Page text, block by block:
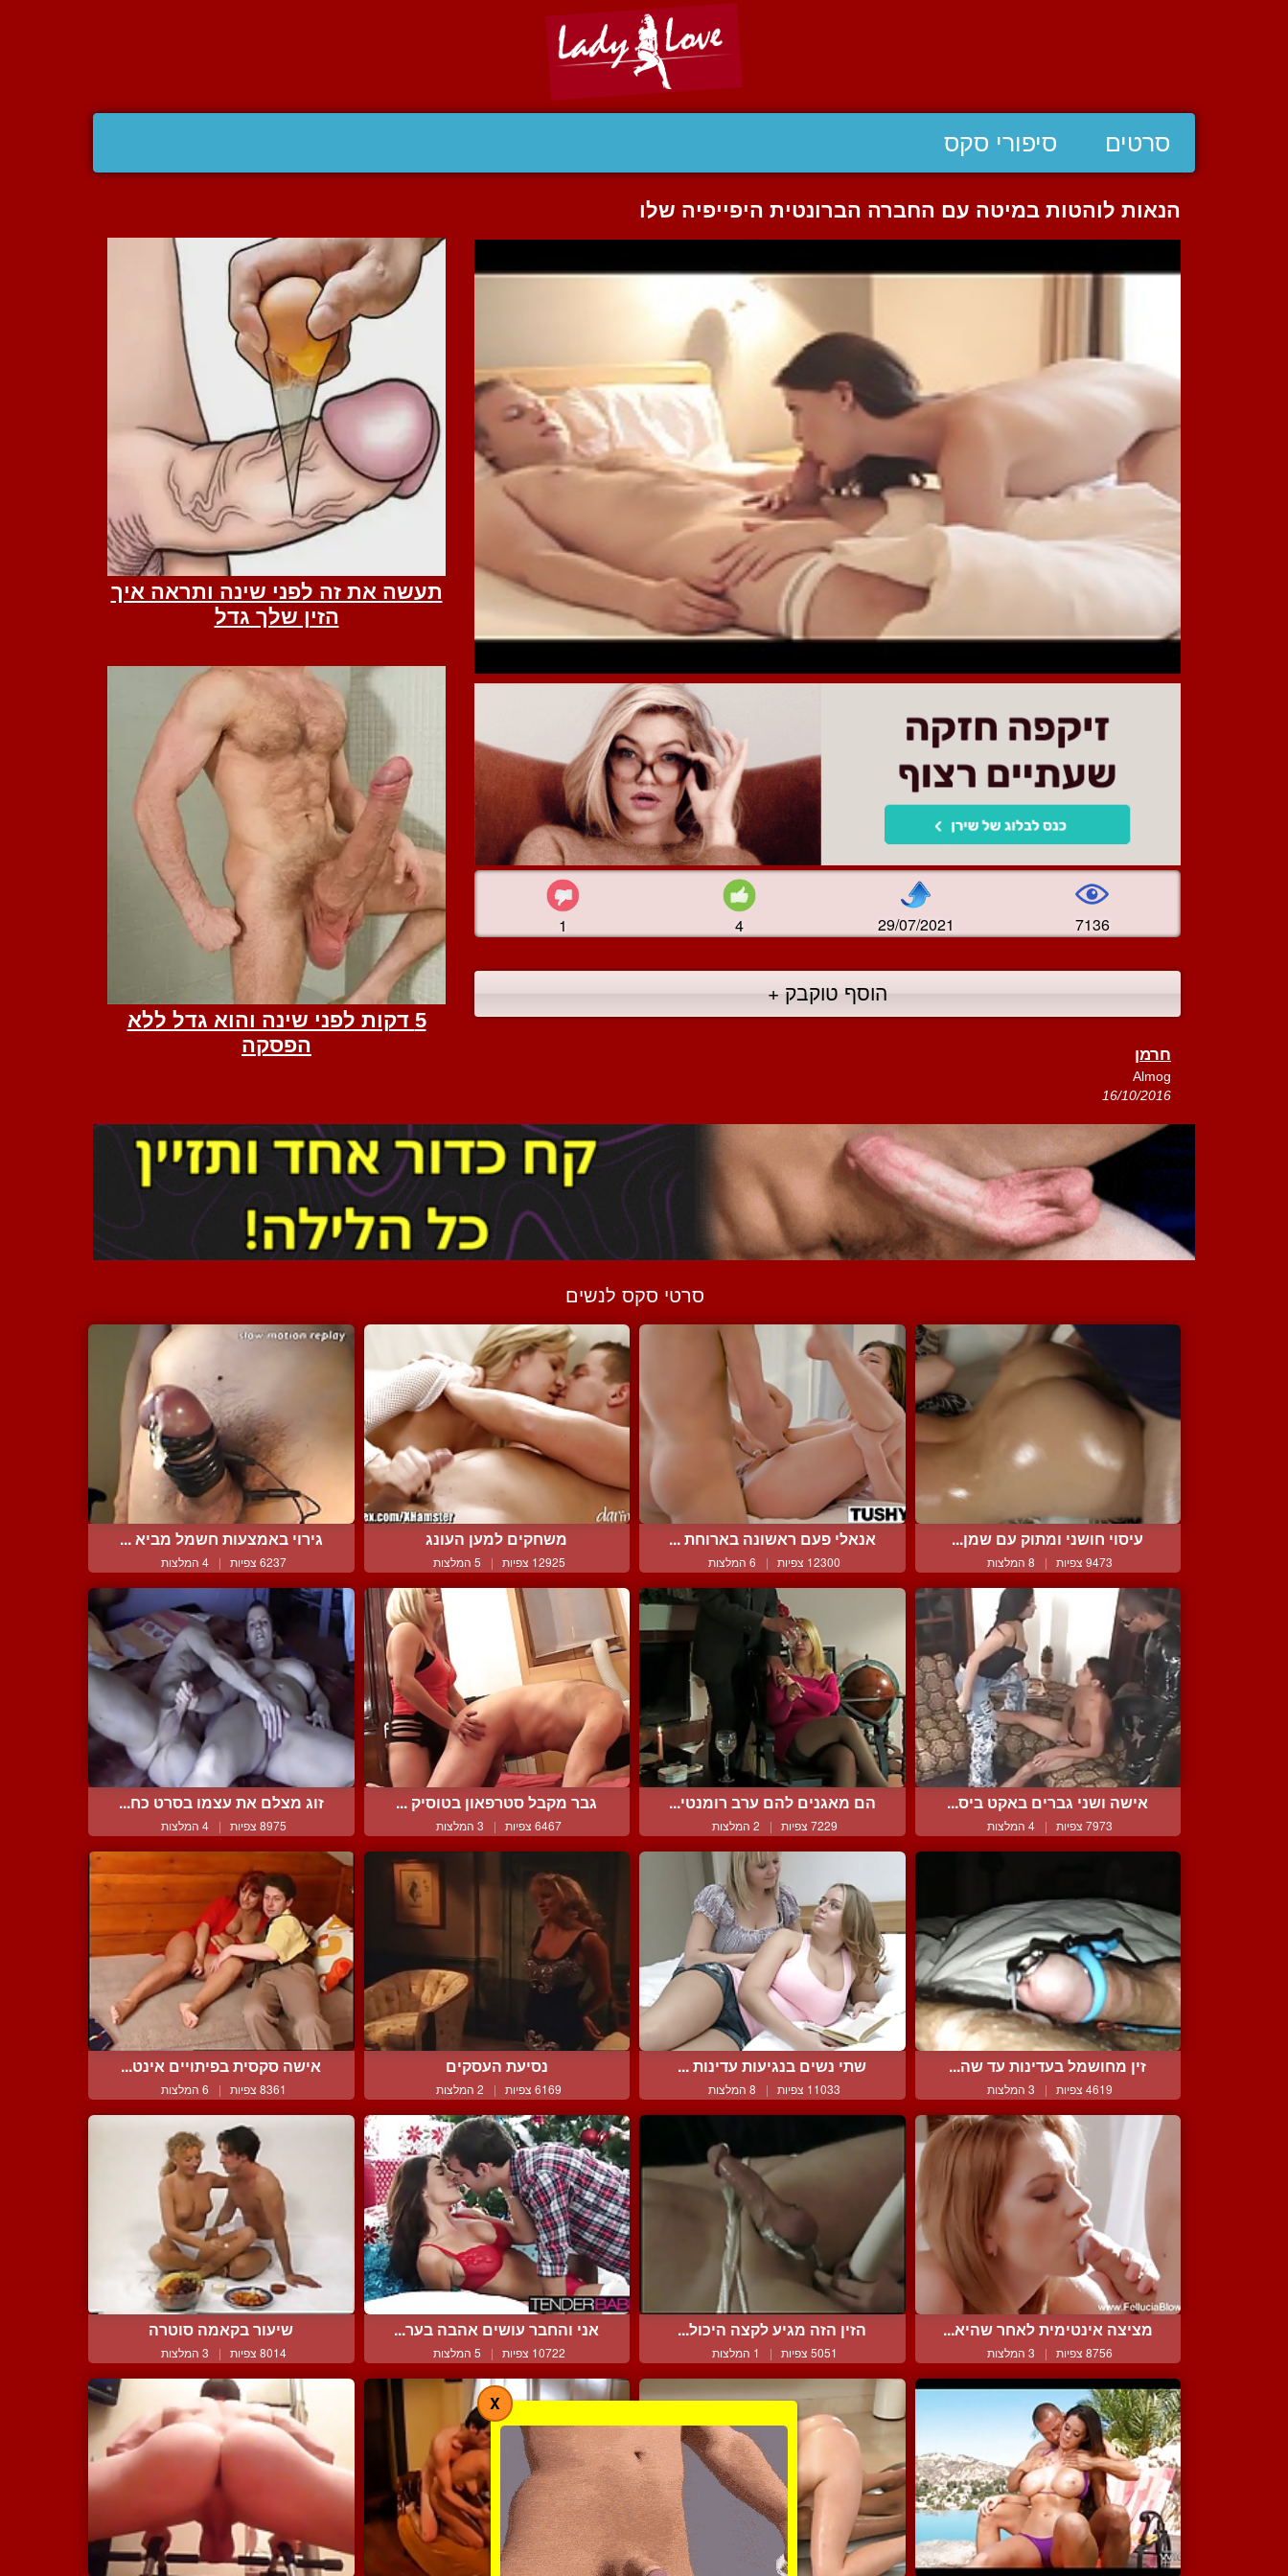
סרטים סיפורי סקס
הנאות לוהטות במיטה עם החברה הברונטית היפייפיה שלו
1 4 29/07/2021 7136
הוסף טוקבק +
חרמן
Almog
16/10/2016
סרטי סקס לנשים
עיסוי חושני ומתוק עם שמן...
9473 צפיות | 8 המלצות
אנאלי פעם ראשונה בארוחת ...
12300 צפיות | 6 המלצות
משחקים למען העונג
12925 צפיות | 5 המלצות
גירוי באמצעות חשמל מביא ...
6237 צפיות | 4 המלצות
אישה ושני גברים באקט ביס...
7973 צפיות | 4 המלצות
הם מאגנים להם ערב רומנטי...
7229 צפיות | 2 המלצות
גבר מקבל סטרפאון בטוסיק ...
6467 צפיות | 3 המלצות
זוג מצלם את עצמו בסרט כח...
8975 צפיות | 4 המלצות
זין מחושמל בעדינות עד שה...
4619 צפיות | 3 המלצות
שתי נשים בנגיעות עדינות ...
11033 צפיות | 8 המלצות
נסיעת העסקים
6169 צפיות | 2 המלצות
אישה סקסית בפיתויים אינט...
8361 צפיות | 6 המלצות
מציצה אינטימית לאחר שהיא...
8756 צפיות | 3 המלצות
הזין הזה מגיע לקצה היכול...
5051 צפיות | 1 המלצות
אני והחבר עושים אהבה בער...
10722 צפיות | 5 המלצות
שיעור בקאמה סוטרה
8014 צפיות | 3 המלצות
X